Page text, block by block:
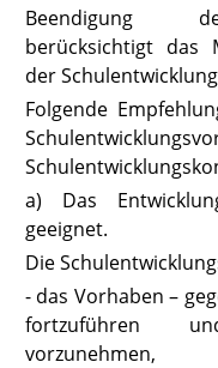
Beendigung
berücksichtigt das
der
Folgende
a) Das
geeignet.
Die
- das Vorhaben –
fortzuführen
vorzunehmen,